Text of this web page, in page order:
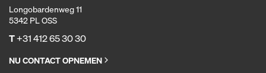
Longobardenweg 11
5342 PL OSS
T+31 412 65 30 30
NU CONTACT OPNEMEN